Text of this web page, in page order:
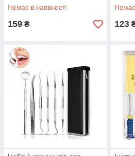
Немає в наявності
159 ₴
Немає
123